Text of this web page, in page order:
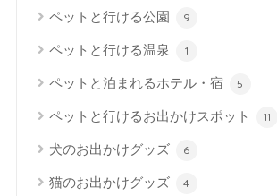
ペットと行ける公園 9
ペットと行ける温泉 1
ペットと泊まれるホテル・宿 5
ペットと行けるお出かけスポット 11
犬のお出かけグッズ 6
猫のお出かけグッズ 4